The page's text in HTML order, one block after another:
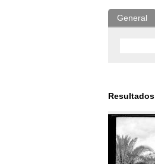
General
Resultados